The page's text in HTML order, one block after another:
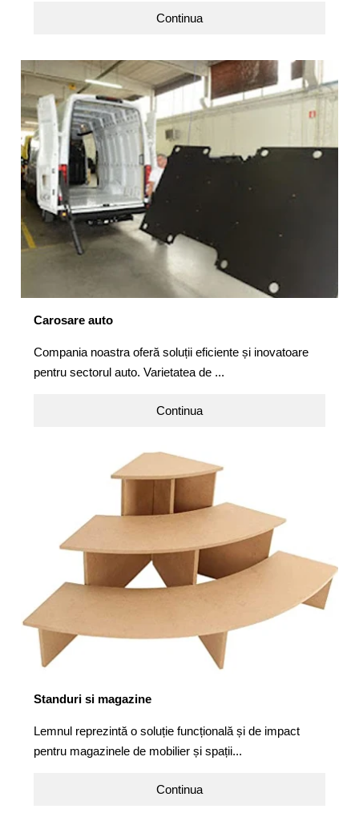
Continua
Carosare auto
Compania noastra oferă soluții eficiente și inovatoare
pentru sectorul auto. Varietatea de ...
Continua
Standuri si magazine
Lemnul reprezintă o soluție funcțională și de impact
pentru magazinele de mobilier și spații...
Continua